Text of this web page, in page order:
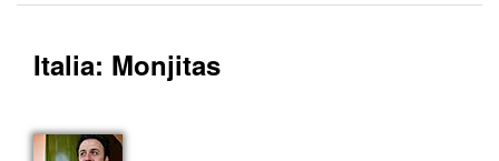
Italia: Monjitas